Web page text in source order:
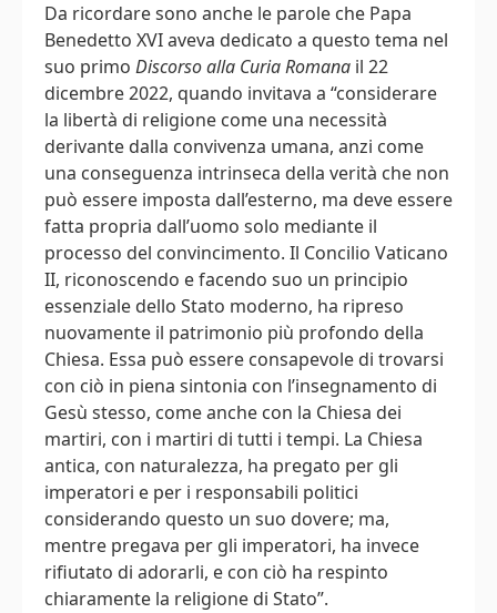
Da ricordare sono anche le parole che Papa
Benedetto XVI aveva dedicato a questo tema nel
suo primo Discorso alla Curia Romana il 22
dicembre 2022, quando invitava a “considerare
la libertà di religione come una necessità
derivante dalla convivenza umana, anzi come
una conseguenza intrinseca della verità che non
può essere imposta dall’esterno, ma deve essere
fatta propria dall’uomo solo mediante il
processo del convincimento. Il Concilio Vaticano
II, riconoscendo e facendo suo un principio
essenziale dello Stato moderno, ha ripreso
nuovamente il patrimonio più profondo della
Chiesa. Essa può essere consapevole di trovarsi
con ciò in piena sintonia con l’insegnamento di
Gesù stesso, come anche con la Chiesa dei
martiri, con i martiri di tutti i tempi. La Chiesa
antica, con naturalezza, ha pregato per gli
imperatori e per i responsabili politici
considerando questo un suo dovere; ma,
mentre pregava per gli imperatori, ha invece
rifiutato di adorarli, e con ciò ha respinto
chiaramente la religione di Stato”.